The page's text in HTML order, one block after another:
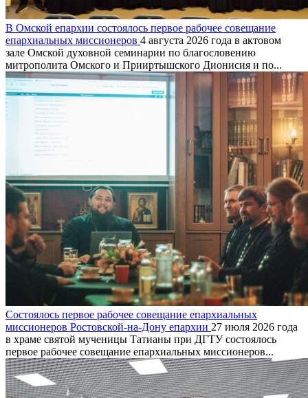
В Омской епархии состоялось первое рабочее совещание
епархиальных миссионеров 4 августа 2026 года в актовом
зале Омской духовной семинарии по благословению
митрополита Омского и Прииртышского Дионисия и по...
Состоялось первое рабочее совещание епархиальных
миссионеров Ростовской-на-Дону епархии 27 июля 2026 года
в храме святой мученицы Татианы при ДГТУ состоялось
первое рабочее совещание епархиальных миссионеров...